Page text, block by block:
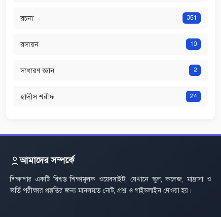
রচনা 351
রসায়ন 10
সাধারণ জ্ঞান 2
হাদীস শরীফ 24
আমাদের সম্পর্কে
শিক্ষাগার একটি বিশ্বস্ত শিক্ষামূলক ওয়েবসাইট, যেখানে স্কুল, কলেজ, মাদ্রাসা ও
ভর্তি পরীক্ষার প্রস্তুতির জন্য মানসম্মত নোট, প্রশ্ন ও গাইডলাইন দেওয়া হয়।